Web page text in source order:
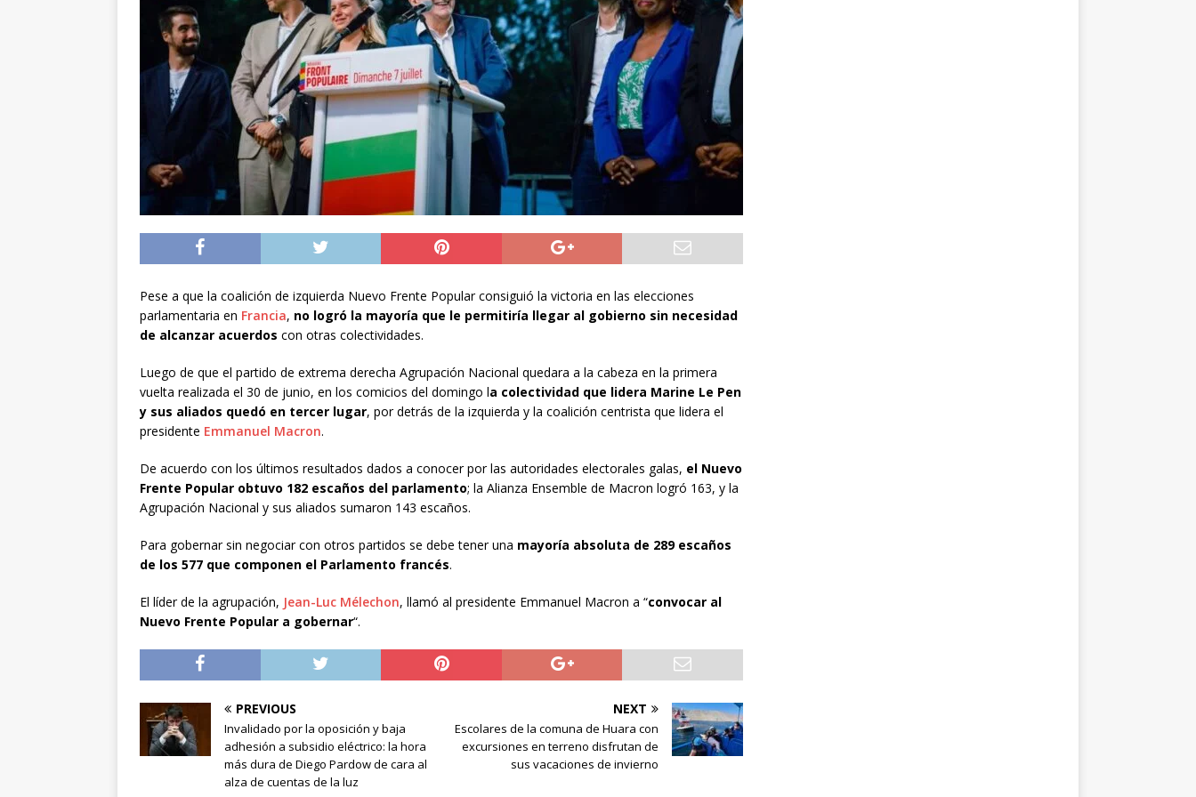
[ 05/08/2026 ] Diputado Álvaro Jofre alerta por el futuro del Casino Municipal de
Iquique
DEPORTES
[ 05/08/2026 ] Concejo Municipal aprueba proyecto para mejorar el alumbrado
público del sector El Boro
ALTO HOSPICIO
[ 06/08/2026 ] El papa León XIV viajará a Uruguay, Argentina y Perú del 6 al 17 de
noviembre
INTERNACIONAL
Pese a que la coalición de izquierda Nuevo Frente Popular consiguió la victoria en las elecciones
parlamentaria en Francia, no logró la mayoría que le permitiría llegar al gobierno sin necesidad
de alcanzar acuerdos con otras colectividades.
Luego de que el partido de extrema derecha Agrupación Nacional quedara a la cabeza en la primera
vuelta realizada el 30 de junio, en los comicios del domingo la colectividad que lidera Marine Le Pen
y sus aliados quedó en tercer lugar, por detrás de la izquierda y la coalición centrista que lidera el
presidente Emmanuel Macron.
De acuerdo con los últimos resultados dados a conocer por las autoridades electorales galas, el Nuevo
Frente Popular obtuvo 182 escaños del parlamento; la Alianza Ensemble de Macron logró 163, y la
Agrupación Nacional y sus aliados sumaron 143 escaños.
Para gobernar sin negociar con otros partidos se debe tener una mayoría absoluta de 289 escaños
de los 577 que componen el Parlamento francés.
El líder de la agrupación, Jean-Luc Mélechon, llamó al presidente Emmanuel Macron a “convocar al
Nuevo Frente Popular a gobernar“.
PREVIOUS
Invalidado por la oposición y baja
adhesión a subsidio eléctrico: la hora
más dura de Diego Pardow de cara al
alza de cuentas de la luz
NEXT
Escolares de la comuna de Huara con
excursiones en terreno disfrutan de
sus vacaciones de invierno